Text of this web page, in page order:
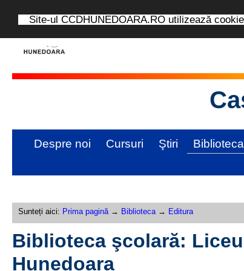
Site-ul CCDHUNEDOARA.RO utilizează
Despre noi Cursuri Ştiri Biblioteca
Sunteți aici: Prima pagină→ Biblioteca→ Editura
Biblioteca şcolară:
Hunedoara